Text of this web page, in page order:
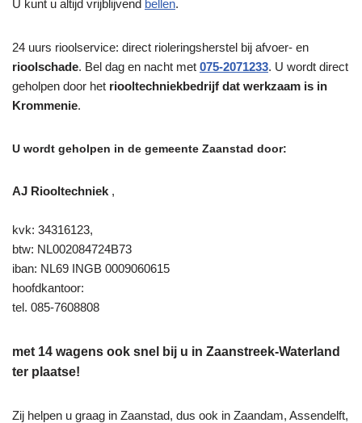
U kunt u altijd vrijblijvend bellen.
24 uurs rioolservice: direct rioleringsherstel bij afvoer- en
rioolschade. Bel dag en nacht met 075-2071233. U wordt direct
geholpen door het riooltechniekbedrijf dat werkzaam is in
Krommenie.
U wordt geholpen in de gemeente Zaanstad door:
AJ Riooltechniek ,
kvk: 34316123,
btw: NL002084724B73
iban: NL69 INGB 0009060615
hoofdkantoor:
tel. 085-7608808
met 14 wagens ook snel bij u in Zaanstreek-Waterland
ter plaatse!
Zij helpen u graag in Zaanstad, dus ook in Zaandam, Assendelft,